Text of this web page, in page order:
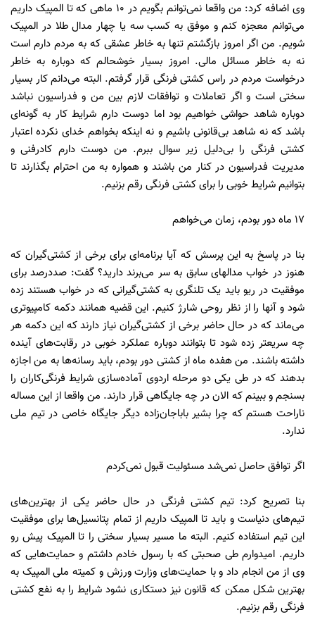
وی اضافه کرد: من واقعا نمی‌توانم بگویم در 10 ماهی که تا المپیک داریم
می‌توانم معجزه کنم و موفق به کسب سه یا چهار مدال طلا در المپیک
شویم. من اگر امروز بازگشتم تنها به خاطر عشقی که به مردم دارم است
نه به خاطر مسائل مالی. امروز بسیار خوشحالم که دوباره به خاطر
درخواست مردم در راس کشتی فرنگی قرار گرفتم. البته می‌دانم کار بسیار
سختی است و اگر تعاملات و توافقات لازم بین من و فدراسیون نباشد
دوباره شاهد حواشی خواهیم بود اما دوست دارم شرایط کار به گونه‌ای
باشد که نه شاهد بی‌قانونی باشیم و نه اینکه بخواهم خدای نکرده اعتبار
کشتی فرنگی را بی‌دلیل زیر سوال ببرم. من دوست دارم کادرفنی و
مدیریت فدراسیون در کنار من باشند و همواره به من احترام بگذارند تا
بتوانیم شرایط خوبی را برای کشتی فرنگی رقم بزنیم.
17 ماه دور بودم، زمان می‌خواهم
بنا در پاسخ به این پرسش که آیا برنامه‌ای برای برخی از کشتی‌گیران که
هنوز در خواب مدالهای سابق به سر می‌برند دارید؟ گفت: صددرصد برای
موفقیت در ریو باید یک تلنگری به کشتی‌گیرانی که در خواب هستند زده
شود و آنها را از نظر روحی شارژ کنیم. این قضیه همانند دکمه کامپیوتری
می‌ماند که در حال حاضر برخی از کشتی‌گیران نیاز دارند که این دکمه هر
چه سریعتر زده شود تا بتوانند دوباره عملکرد خوبی در رقابت‌های آینده
داشته باشند. من هفده ماه از کشتی دور بودم، باید رسانه‌ها به من اجازه
بدهند که در طی یکی دو مرحله اردوی آماده‌سازی شرایط فرنگی‌کاران را
بسنجم و ببینم که الان در چه جایگاهی قرار دارند. من واقعا از این مساله
ناراحت هستم که چرا بشیر باباجان‌زاده دیگر جایگاه خاصی در تیم ملی
ندارد.
اگر توافق حاصل نمی‌شد مسئولیت قبول نمی‌کردم
بنا تصریح کرد: تیم کشتی فرنگی در حال حاضر یکی از بهترین‌های
تیم‌های دنیاست و باید تا المپیک داریم از تمام پتانسیل‌ها برای موفقیت
این تیم استفاده کنیم. البته ما مسیر بسیار سختی را تا المپیک پیش رو
داریم. امیدوارم طی صحبتی که با رسول خادم داشتم و حمایت‌هایی که
وی از من انجام داد و با حمایت‌های وزارت ورزش و کمیته ملی المپیک به
بهترین شکل ممکن که قانون نیز دستکاری نشود شرایط را به نفع کشتی
فرنگی رقم بزنیم.